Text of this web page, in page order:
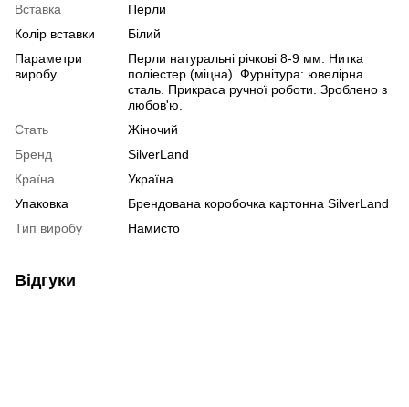
Вставка
Перли
Колір вставки
Білий
Параметри
виробу
Перли натуральні річкові 8-9 мм. Нитка
поліестер (міцна). Фурнітура: ювелірна
сталь. Прикраса ручної роботи. Зроблено з
любов'ю.
Стать
Жіночий
Бренд
SilverLand
Країна
Україна
Упаковка
Брендована коробочка картонна SilverLand
Тип виробу
Намисто
Відгуки